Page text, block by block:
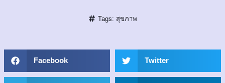
Tags: สุขภาพ
Facebook Twitter